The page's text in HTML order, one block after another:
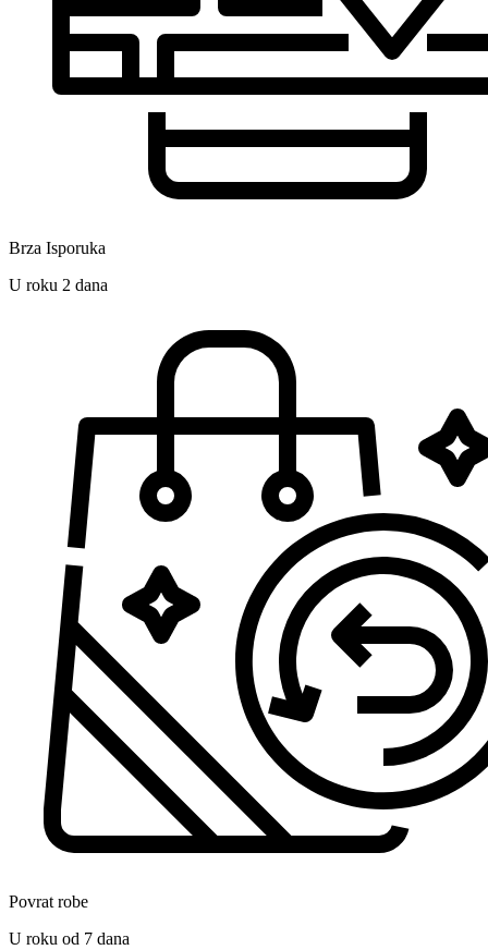
Brza Isporuka
U roku 2 dana
Povrat robe
U roku od 7 dana